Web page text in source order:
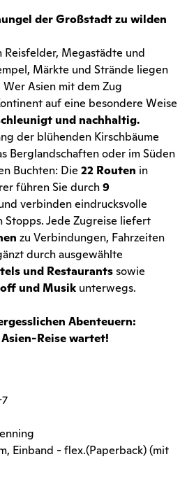
der Großstadt zu wilden
Reisfelder, Megastädte und
Märkte und Strände liegen
Asien mit dem Zug
auf eine besondere Weise
und nachhaltig.
der blühenden Kirschbäume
Berglandschaften oder im Süden
Buchten: Die 22 Routen in
führen Sie durch9
verbinden eindrucksvolle
Stopps. Jede Zugreise liefert
zu Verbindungen, Fahrzeiten
durch ausgewählte
und Restaurantssowie
und Musik unterwegs.
Abenteuern:
Reise wartet!
Einband - flex.(Paperback) (mit